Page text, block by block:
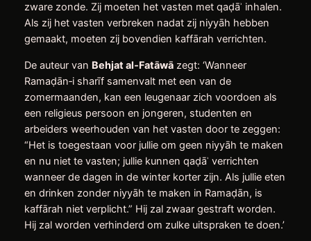
zware zonde. Zij moeten het vasten met qaḍāʾ inhalen.
Als zij het vasten verbreken nadat zij niyyāh hebben
gemaakt, moeten zij bovendien kaffārah verrichten.
De auteur van Behjat al‑Fatāwāzegt: ‘Wanneer
Ramaḍān‑i sharīf samenvalt met een van de
zomermaanden, kan een leugenaar zich voordoen als
een religieus persoon en jongeren, studenten en
arbeiders weerhouden van het vasten door te zeggen:
“Het is toegestaan voor jullie om geen niyyāh te maken
en nu niet te vasten; jullie kunnen qaḍāʾ verrichten
wanneer de dagen in de winter korter zijn. Als jullie eten
en drinken zonder niyyāh te maken in Ramaḍān, is
kaffārah niet verplicht.” Hij zal zwaar gestraft worden.
Hij zal worden verhinderd om zulke uitspraken te doen.’